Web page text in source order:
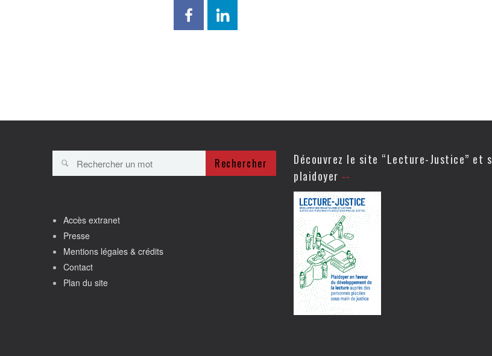
Rechercher
Accès extranet
Presse
Mentions légales & crédits
Contact
Plan du site
Découvrez le site “Lecture-Justice” et
plaidoyer